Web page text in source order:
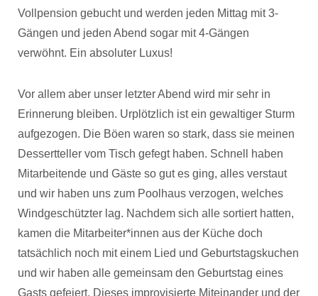
Vollpension gebucht und werden jeden Mittag mit 3-
Gängen und jeden Abend sogar mit 4-Gängen
verwöhnt. Ein absoluter Luxus!
Vor allem aber unser letzter Abend wird mir sehr in
Erinnerung bleiben. Urplötzlich ist ein gewaltiger Sturm
aufgezogen. Die Böen waren so stark, dass sie meinen
Dessertteller vom Tisch gefegt haben. Schnell haben
Mitarbeitende und Gäste so gut es ging, alles verstaut
und wir haben uns zum Poolhaus verzogen, welches
Windgeschützter lag. Nachdem sich alle sortiert hatten,
kamen die Mitarbeiter*innen aus der Küche doch
tatsächlich noch mit einem Lied und Geburtstagskuchen
und wir haben alle gemeinsam den Geburtstag eines
Gasts gefeiert. Dieses improvisierte Miteinander und der